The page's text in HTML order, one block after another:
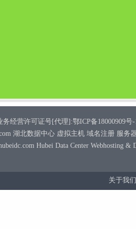
经营许可证号[代理]:鄂ICP备18000909号-
湖北数据中心 虚拟主机 域名注册 服务
Hubei Data Center Webhosting &
关于我们